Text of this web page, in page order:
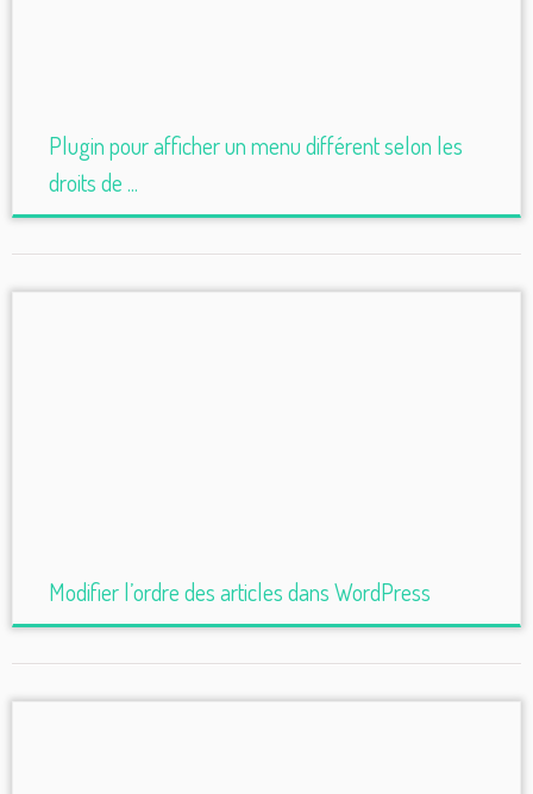
Plugin pour afficher un menu différent selon les
droits de ...
Modifier l’ordre des articles dans WordPress